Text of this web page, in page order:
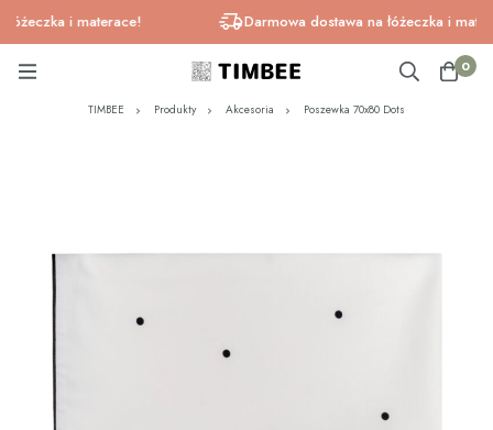
i materace! Darmowa dostawa na łóżeczka i
0
TIMBEE Produkty Akcesoria Poszewka 70x80 Dots